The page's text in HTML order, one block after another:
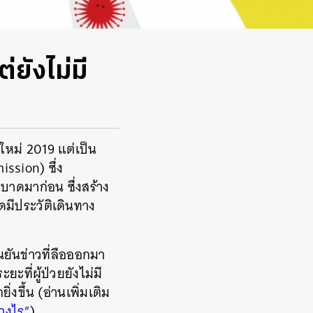
ยังไม่มี
หม่ 2019 แต่เป็น
ซึ่ง
ดมาก่อน ซึ่งสร้าง
ประวัติเดินทาง
นข่าวที่ลือออกมา
ยะที่ผู้ป่วยยังไม่มี
งขึ้น (อ่านเพิ่มเติม